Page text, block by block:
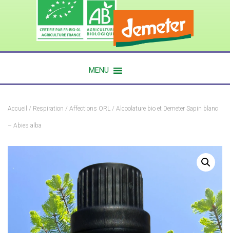
MENU
Accueil / Respiration / Affections ORL / Alcoolature bio et Demeter Sapin blanc
– Abies alba